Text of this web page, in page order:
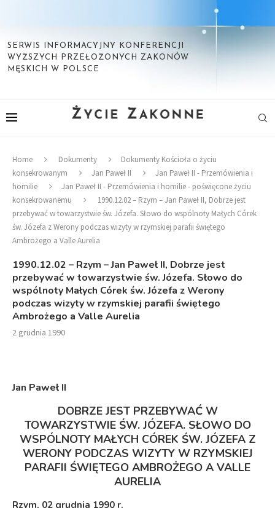
SERWIS INFORMACYJNY KONFERENCJI
WYŻSZYCH PRZEŁOŻONYCH ZAKONÓW
MĘSKICH W POLSCE
Home Dokumenty
Dokumenty Kościoła o życiu
konsekrowanym
Jan Paweł II
Jan Paweł II - Przemówienia i
homilie
Jan Paweł II - Przemówienia i homilie - poświęcone życiu
konsekrowanemu
1990.12.02 – Rzym – Jan Paweł II, Dobrze jest
przebywać w towarzystwie św. Józefa. Słowo do wspólnoty Małych Córek
św. Józefa z Werony podczas wizyty w rzymskiej parafii świętego
Ambrożego a Valle Aurelia
1990.12.02 – Rzym – Jan Paweł II, Dobrze jest
przebywać w towarzystwie św. Józefa. Słowo do
wspólnoty Małych Córek św. Józefa z Werony
podczas wizyty w rzymskiej parafii świętego
Ambrożego a Valle Aurelia
2 grudnia 1990
Jan Paweł II
DOBRZE JEST PRZEBYWAĆ W
TOWARZYSTWIE ŚW. JÓZEFA. SŁOWO DO
WSPÓLNOTY MAŁYCH CÓREK ŚW. JÓZEFA Z
WERONY PODCZAS WIZYTY W RZYMSKIEJ
PARAFII ŚWIĘTEGO AMBROŻEGO A VALLE
AURELIA
Rzym, 02 grudnia 1990 r.